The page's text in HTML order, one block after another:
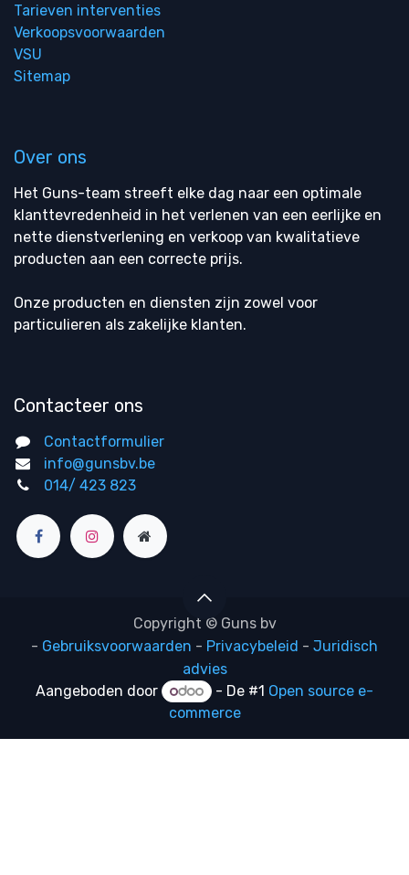
Tarieven interventies
Verkoopsvoorwaarden
VSU
Sitemap
Over ons
Het Guns-team streeft elke dag naar een optimale
klanttevredenheid in het verlenen van een eerlijke en
nette dienstverlening en verkoop van kwalitatieve
producten aan een correcte prijs.
Onze producten en diensten zijn zowel voor
particulieren als zakelijke klanten.
Contacteer ons
Contactformulier
info@gunsbv.be
014/ 423 823
Copyright © Guns bv
- Gebruiksvoorwaarden - Privacybeleid - Juridisch
advies
Aangeboden door
- De #1 Open source e-
commerce